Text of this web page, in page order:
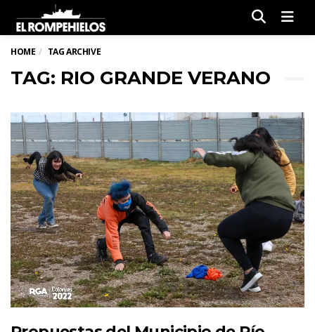
HOME TAG ARCHIVE
TAG: RIO GRANDE VERANO